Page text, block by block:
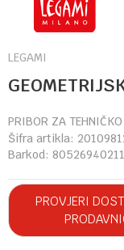
LEGAMI
PRIBOR ZA TEHNIČKO
Šifra artikla:
Barkod:
PROVJERI